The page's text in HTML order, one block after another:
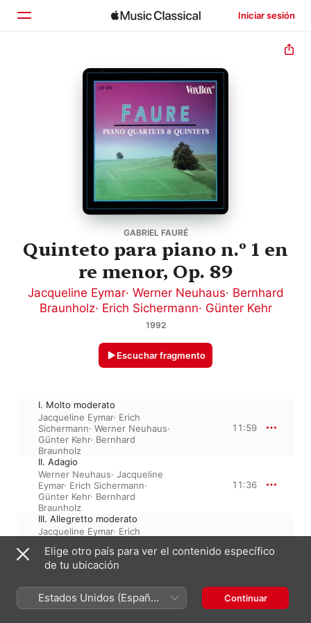
Iniciar sesión
GABRIEL FAURÉ
Quinteto para piano n.º 1 en
re menor, Op. 89
Jacqueline Eymar· Werner Neuhaus· Bernhard
Braunholz· Erich Sichermann· Günter Kehr
1992
Escuchar fragmento
I. Molto moderato
Jacqueline Eymar· Erich
Sichermann· Werner Neuhaus·
Günter Kehr· Bernhard
Braunholz
11:59
II. Adagio
Werner Neuhaus· Jacqueline
Eymar· Erich Sichermann·
Günter Kehr· Bernhard
Braunholz
11:36
III. Allegretto moderato
Jacqueline Eymar· Erich
Günter Kehr· Bernhard
Braunholz
1 de enero de 1992
Elige otro país para ver el contenido específico
de tu ubicación
Estados Unidos (Español
México)
Continuar